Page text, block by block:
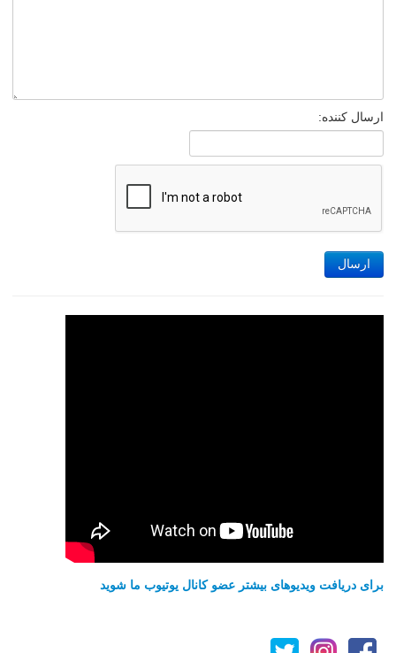
ارسال کننده:
ارسال
برای دریافت ویدیوهای بیشتر عضو کانال یوتیوب ما شوید